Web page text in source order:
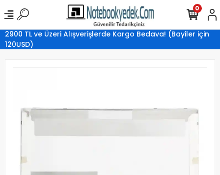
2900 TL ve Üzeri Alışverişlerde Kargo Bedava! (Bayiler için
120USD)
0